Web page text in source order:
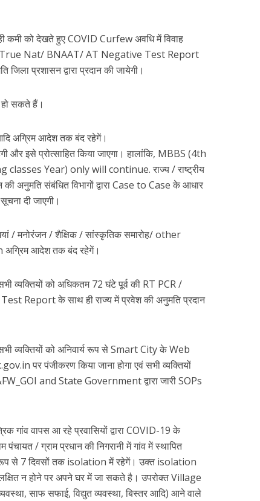
को देखते हुए COVID Curfew अवधि में विवाह
/ True Nat/ BNAAT/ AT Negative Test Report
प्रशासन द्वारा प्रदान की जायेगी।
हो सकते हैं।
अग्रिम आदेश तक बंद रहेगें।
और इसे प्रोत्साहित किया जाएगा। हालांकि, MBBS (4th
Year) only will continue. राज्य / राष्ट्रीय
की अनुमति संबंधित विभागों द्वारा Case to Case के आधार
दी जाएगी।
/ मनोरंजन / शैक्षिक / सांस्कृतिक समारोह/ other
आदेश तक बंद रहेगें।
व्यक्तियों को अधिकतम 72 घंटे पूर्व की RT PCR /
Report के साथ ही राज्य में प्रवेश की अनुमति प्रदान
व्यक्तियों को अनिवार्य रूप से Smart City के Web
पर पंजीकरण किया जाना होगा एवं सभी व्यक्तियों
and State Government द्वारा जारी SOPs
गांव वापस आ रहे प्रवासियों द्वारा COVID-19 के
/ ग्राम प्रधान की निगरानी में गांव में स्थापित
से 7 दिवसों तक isolation में रहेगें। उक्त isolation
न होने पर अपने घर में जा सकते है। उपरोक्त Village
साफ सफाई, विद्युत व्यवस्था, बिस्तर आदि) आने वाले